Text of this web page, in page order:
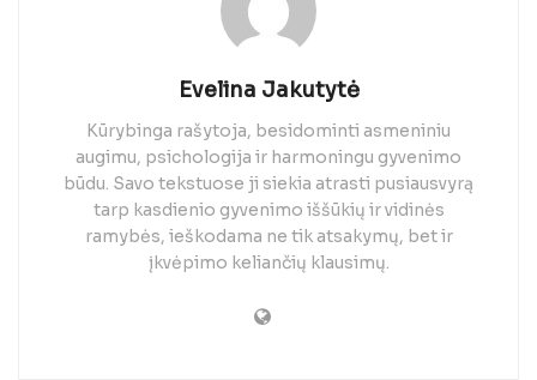
Evelina Jakutytė
Kūrybinga rašytoja, besidominti asmeniniu
augimu, psichologija ir harmoningu gyvenimo
būdu. Savo tekstuose ji siekia atrasti pusiausvyrą
tarp kasdienio gyvenimo iššūkių ir vidinės
ramybės, ieškodama ne tik atsakymų, bet ir
įkvėpimo keliančių klausimų.